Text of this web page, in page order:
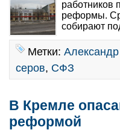
работников
реформы.
собирают
Метки:
серов, СФЗ
В Кремле
реформой